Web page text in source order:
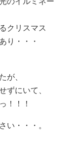
クリスマス
り・・・
が、
ずにいて、
！！！
・・・。